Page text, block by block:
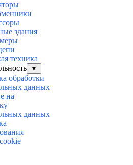
здания
техника
▼
обработки
данных
на
данных